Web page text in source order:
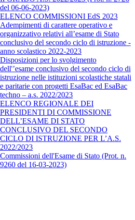
del 06-06-2023)
ELENCO COMMISSIONI EdS 2023
Adempimenti di carattere operativo e
organizzativo relativi all’esame di Stato
conclusivo del secondo ciclo di istruzione -
anno scolastico 2022-2023
Disposizioni per lo svolgimento
dell'’esame conclusivo del secondo ciclo di
istruzione nelle istituzioni scolastiche statali
e paritarie con progetti EsaBac ed EsaBac
techno – a.s. 2022/2023
ELENCO REGIONALE DEI
PRESIDENTI DI COMMISSIONE
DELL’ESAME DI STATO
CONCLUSIVO DEL SECONDO
CICLO DI ISTRUZIONE PER L’A.S.
2022/2023
Commissioni dell'Esame di Stato (Prot. n.
9260 del 16-03-2023)